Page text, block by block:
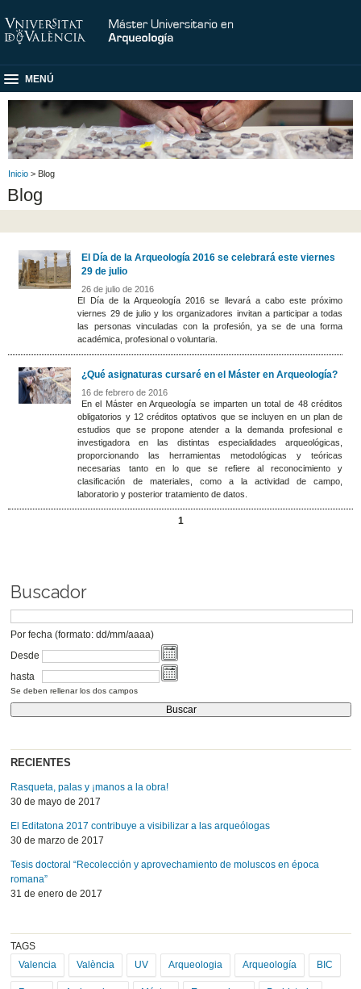
MENÚ
Inicio > Blog
Blog
El Día de la Arqueología 2016 se celebrará este viernes
29 de julio
26 de julio de 2016
El Día de la Arqueología 2016 se llevará a cabo este próximo
viernes 29 de julio y los organizadores invitan a participar a todas
las personas vinculadas con la profesión, ya se de una forma
académica, profesional o voluntaria.
¿Qué asignaturas cursaré en el Máster en Arqueología?
16 de febrero de 2016
En el Máster en Arqueología se imparten un total de 48 créditos
obligatorios y 12 créditos optativos que se incluyen en un plan de
estudios que se propone atender a la demanda profesional e
investigadora en las distintas especialidades arqueológicas,
proporcionando las herramientas metodológicas y teóricas
necesarias tanto en lo que se refiere al reconocimiento y
clasificación de materiales, como a la actividad de campo,
laboratorio y posterior tratamiento de datos.
1
Buscador
Por fecha (formato: dd/mm/aaaa)
Desde
hasta
Se deben rellenar los dos campos
RECIENTES
Rasqueta, palas y ¡manos a la obra!
30 de mayo de 2017
El Editatona 2017 contribuye a visibilizar a las arqueólogas
30 de marzo de 2017
Tesis doctoral “Recolección y aprovechamiento de moluscos en época
romana”
31 de enero de 2017
TAGS
Valencia
València UV Arqueologia Arqueología BIC